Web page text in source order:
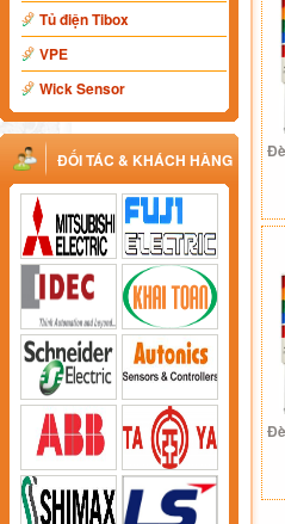
Tủ điện Tibox
VPE
Wick Sensor
ĐỐI TÁC & KHÁCH HÀNG